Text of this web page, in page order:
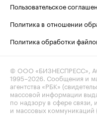
Пользовательское
Политика в отношении
Политика обработки
© ООО «БИЗНЕСПРЕСС»,
1995–2026 . Сообщения и
агентства «РБК»
массовой информации
по надзору в сфере
и массовых коммуникаций